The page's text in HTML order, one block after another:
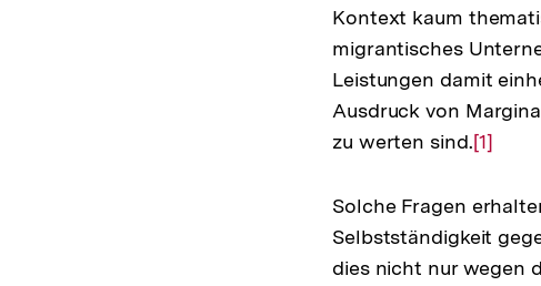
Kontext kaum
migrantisches
Leistungen damit
Ausdruck von
zu werten sind.Zur
der
[1]
Solche Fragen
Selbstständigkeit
dies nicht nur wegen